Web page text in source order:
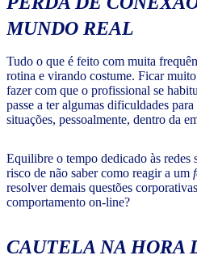
MUNDO REAL
Tudo o que é feito com muita
rotina e virando costume. Ficar
fazer com que o profissional se
passe a ter algumas dificuldades
situações, pessoalmente, dentro da
Equilibre o tempo dedicado às redes
risco de não saber como reagir a um
resolver demais questões
comportamento on-line?
CAUTELA NA HORA